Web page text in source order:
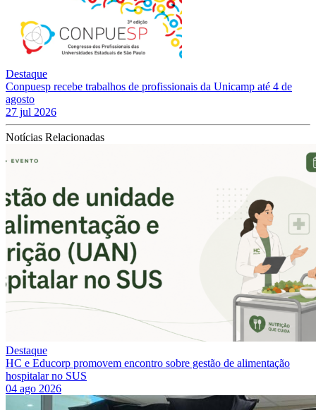
Destaque
Conpuesp recebe trabalhos de profissionais da Unicamp até 4 de
agosto
27 jul 2026
Notícias Relacionadas
Destaque
HC e Educorp promovem encontro sobre gestão de alimentação
hospitalar no SUS
04 ago 2026